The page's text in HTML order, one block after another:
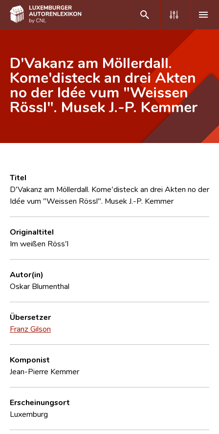
DE FR
Home
Autor(inn)en A-Z
Forschungsgruppe
D'Vakanz am Möllerdall.
Kome'disteck an drei Akten
no der Idée vum "Weissen
Rössl". Musek J.-P. Kemmer
Titel
D'Vakanz am Möllerdall. Kome'disteck an drei Akten no der
Idée vum "Weissen Rössl". Musek J.-P. Kemmer
Originaltitel
Im weißen Röss'l
Autor(in)
Oskar Blumenthal
Übersetzer
Franz Gilson
Komponist
Jean-Pierre Kemmer
Erscheinungsort
Luxemburg